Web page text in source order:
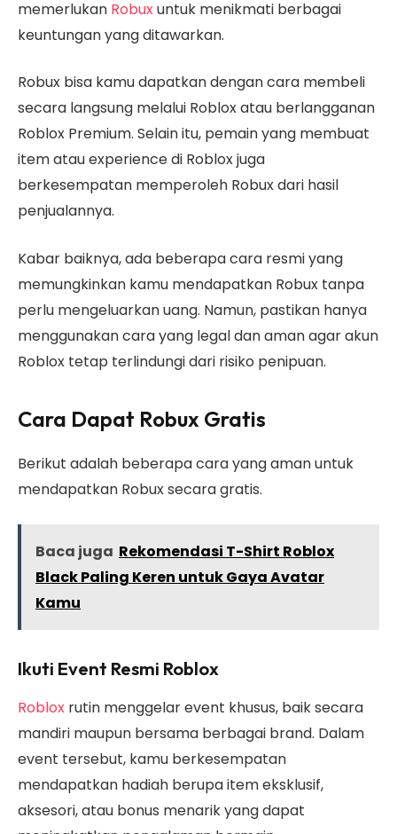
memerlukan Robuxuntuk menikmati berbagai
keuntungan yang ditawarkan.
Robux bisa kamu dapatkan dengan cara membeli
secara langsung melalui Roblox atau berlangganan
Roblox Premium. Selain itu, pemain yang membuat
item atau experience di Roblox juga
berkesempatan memperoleh Robux dari hasil
penjualannya.
Kabar baiknya, ada beberapa cara resmi yang
memungkinkan kamu mendapatkan Robux tanpa
perlu mengeluarkan uang. Namun, pastikan hanya
menggunakan cara yang legal dan aman agar akun
Roblox tetap terlindungi dari risiko penipuan.
Cara Dapat Robux Gratis
Berikut adalah beberapa cara yang aman untuk
mendapatkan Robux secara gratis.
Baca juga Rekomendasi T-Shirt Roblox
Black Paling Keren untuk Gaya Avatar
Kamu
Ikuti Event Resmi Roblox
Roblox rutin menggelar event khusus, baik secara
mandiri maupun bersama berbagai brand. Dalam
event tersebut, kamu berkesempatan
mendapatkan hadiah berupa item eksklusif,
aksesori, atau bonus menarik yang dapat